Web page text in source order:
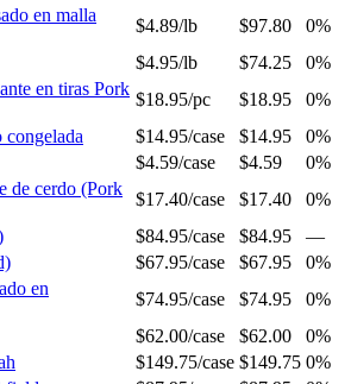
en malla
$4.89/lb $97.80
0%
$4.95/lb $74.25
0%
en tiras Pork
$18.95/pc $18.95
0%
congelada
$14.95/case $14.95
0%
$4.59/case $4.59
0%
de cerdo (Pork
$17.40/case $17.40
0%
$84.95/case $84.95
—
$67.95/case $67.95
0%
en
$74.95/case $74.95
0%
$62.00/case $62.00
0%
$149.75/case $149.75 0%